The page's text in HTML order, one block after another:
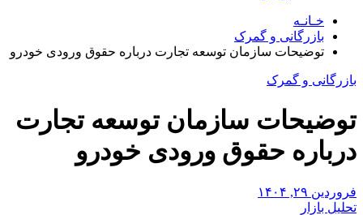
خـانـه
بازرگانی و گمرک
توضیحات سازمان توسعه تجارت درباره حقوق ورودی خودرو
بازرگانی و گمرک
توضیحات سازمان توسعه تجارت
درباره حقوق ورودی خودرو
فروردین ۲۹, ۱۴۰۴
تحلیل بازار